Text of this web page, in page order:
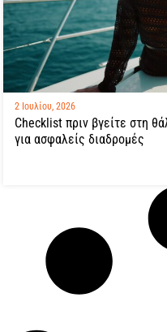
2 Ιουλίου, 2026
Checklist πριν βγείτε στη
για ασφαλείς διαδρομές